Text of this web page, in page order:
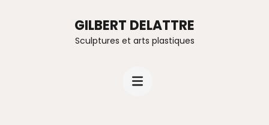
GILBERT DELATTRE
Sculptures et arts plastiques